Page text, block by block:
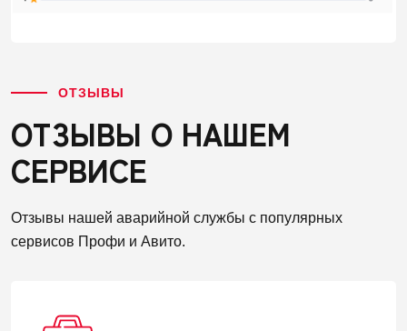
ОТЗЫВЫ
ОТЗЫВЫ О НАШЕМ
СЕРВИСЕ
Отзывы нашей аварийной службы с популярных
сервисов Профи и Авито.